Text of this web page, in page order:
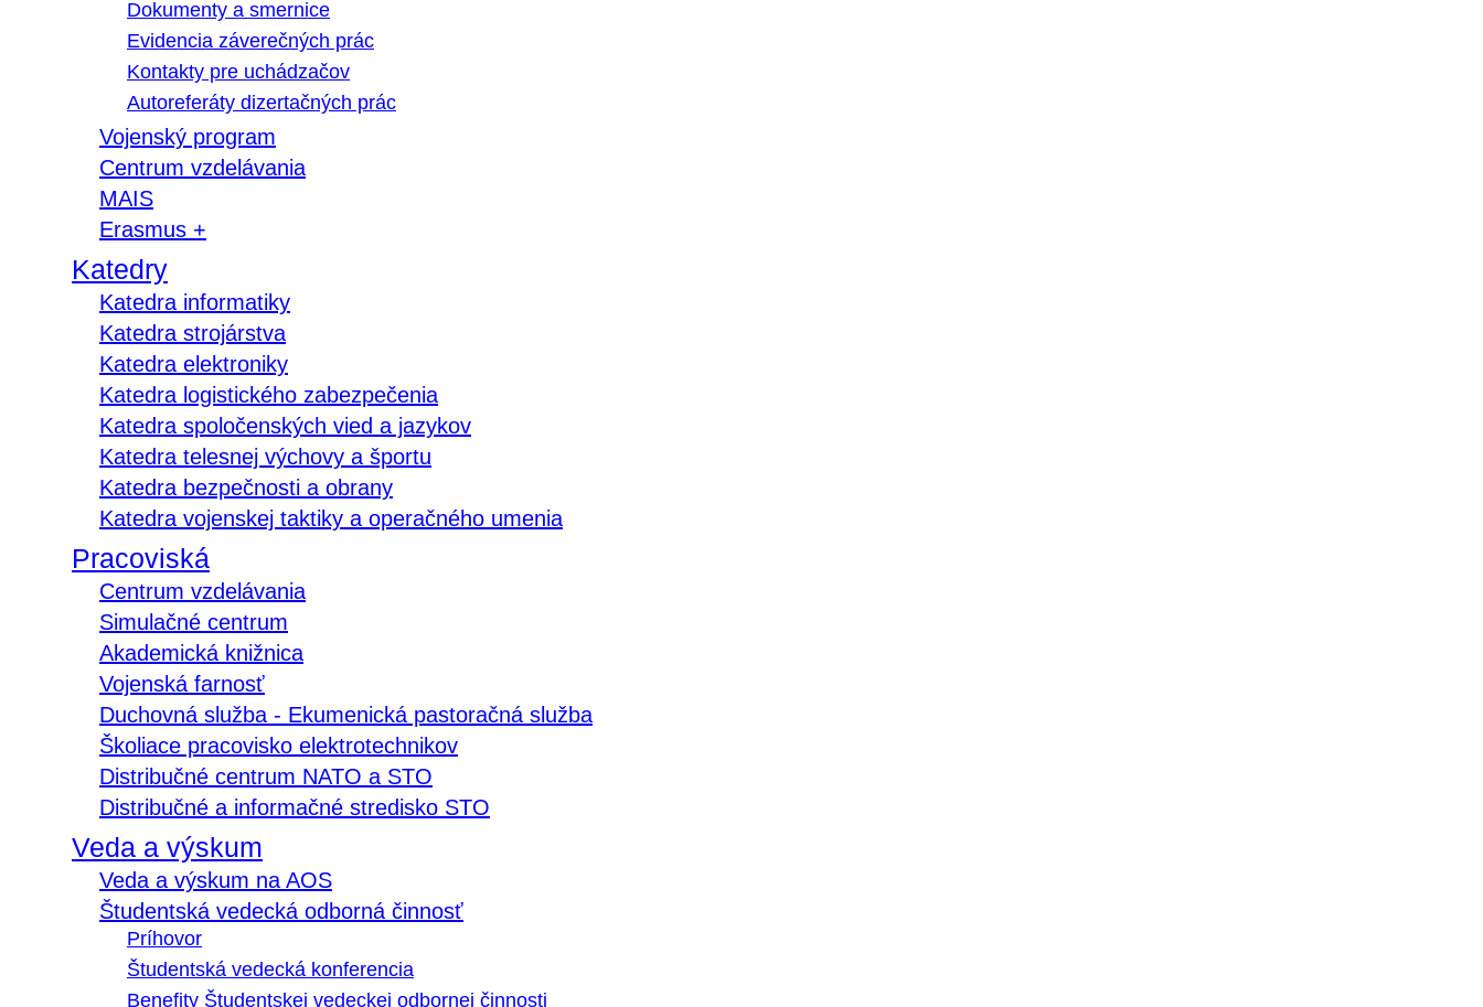
Dokumenty a smernice
Evidencia záverečných prác
Kontakty pre uchádzačov
Autoreferáty dizertačných prác
Vojenský program
Centrum vzdelávania
MAIS
Erasmus +
Katedry
Katedra informatiky
Katedra strojárstva
Katedra elektroniky
Katedra logistického zabezpečenia
Katedra spoločenských vied a jazykov
Katedra telesnej výchovy a športu
Katedra bezpečnosti a obrany
Katedra vojenskej taktiky a operačného umenia
Pracoviská
Centrum vzdelávania
Simulačné centrum
Akademická knižnica
Vojenská farnosť
Duchovná služba - Ekumenická pastoračná služba
Školiace pracovisko elektrotechnikov
Distribučné centrum NATO a STO
Distribučné a informačné stredisko STO
Veda a výskum
Veda a výskum na AOS
Študentská vedecká odborná činnosť
Príhovor
Študentská vedecká konferencia
Benefity Študentskej vedeckej odbornej činnosti